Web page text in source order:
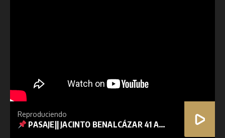
Reproduciendo
PASAJE|| JACINTO BENALCÁZAR 41 AÑOS DEDICÁNDOSE A LA VENTA DE ARTÍCULOS RELIGIOSOS